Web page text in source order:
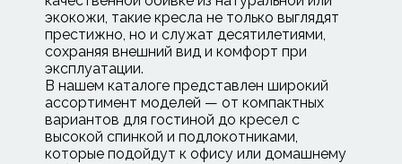
экокожи, такие кресла не только выглядят
престижно, но и служат десятилетиями,
сохраняя внешний вид и комфорт при
эксплуатации.
В нашем каталоге представлен широкий
ассортимент моделей — от компактных
вариантов для гостиной до кресел с
высокой спинкой и подлокотниками,
которые подойдут к офису или домашнему